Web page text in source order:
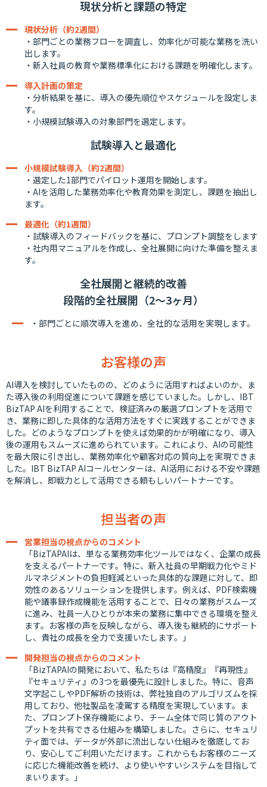
現状分析と課題の特定
現状分析（約2週間）
・部門ごとの業務フローを調査し、効率化が可能な業務を洗い
出します。
・新入社員の教育や業務標準化における課題を明確化します。
導入計画の策定
・分析結果を基に、導入の優先順位やスケジュールを設定しま
す。
・小規模試験導入の対象部門を選定します。
試験導入と最適化
小規模試験導入（約2週間）
・選定した1部門でパイロット運用を開始します。
・AIを活用した業務効率化や教育効果を測定し、課題を抽出し
ます。
最適化（約1週間）
・試験導入のフィードバックを基に、プロンプト調整をします
・社内用マニュアルを作成し、全社展開に向けた準備を整えま
す。
全社展開と継続的改善
段階的全社展開（2～3ヶ月）
・部門ごとに順次導入を進め、全社的な活用を実現します。
お客様の声
AI導入を検討していたものの、どのように活用すればよいのか、ま
た導入後の利用促進について課題を感じていました。しかし、IBT
BizTAP AIを利用することで、検証済みの厳選プロンプトを活用で
き、業務に即した具体的な活用方法をすぐに実践することができま
した。どのようなプロンプトを使えば効果的かが明確になり、導入
後の運用もスムーズに進められています。これにより、AIの可能性
を最大限に引き出し、業務効率化や顧客対応の質向上を実現できま
した。IBT BizTAP AIコールセンターは、AI活用における不安や課題
を解消し、即戦力として活用できる頼もしいパートナーです。
担当者の声
営業担当の視点からのコメント
「BizTAPAIは、単なる業務効率化ツールではなく、企業の成長
を支えるパートナーです。特に、新入社員の早期戦力化やミド
ルマネジメントの負担軽減といった具体的な課題に対して、即
効性のあるソリューションを提供します。例えば、PDF検索機
能や議事録作成機能を活用することで、日々の業務がスムーズ
に進み、社員一人ひとりが本来の業務に集中できる環境を整え
ます。お客様の声を反映しながら、導入後も継続的にサポート
し、貴社の成長を全力で支援いたします。」
開発担当の視点からのコメント
「BizTAPAIの開発において、私たちは『高精度』『再現性』
『セキュリティ』の3つを最優先に設計しました。特に、音声
文字起こしやPDF解析の技術は、弊社独自のアルゴリズムを採
用しており、他社製品を凌駕する精度を実現しています。ま
た、プロンプト保存機能により、チーム全体で同じ質のアウト
プットを共有できる仕組みを構築しました。さらに、セキュリ
ティ面では、データが外部に流出しない仕組みを徹底してお
り、安心してご利用いただけます。これからもお客様のニーズ
に応じた機能改善を続け、より使いやすいシステムを目指して
まいります。」